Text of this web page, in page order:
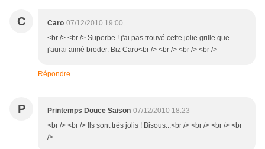
C Caro 07/12/2010 19:00
<br /> <br /> Superbe ! j'ai pas trouvé cette jolie grille que
j'aurai aimé broder. Biz Caro<br /> <br /> <br /> <br />
Répondre
P Printemps Douce Saison 07/12/2010 18:23
<br /> <br /> Ils sont très jolis ! Bisous...<br /> <br /> <br /> <br
/>